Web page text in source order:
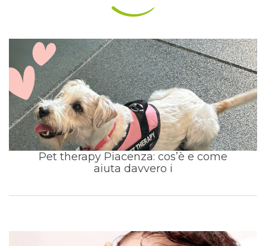
Pet therapy Piacenza: cos’è e come
aiuta davvero i